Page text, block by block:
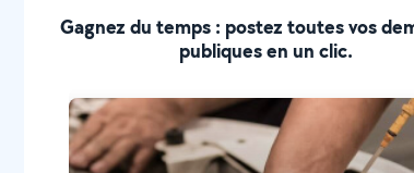
Gagnez du temps : postez toutes vos
publiques en un clic.